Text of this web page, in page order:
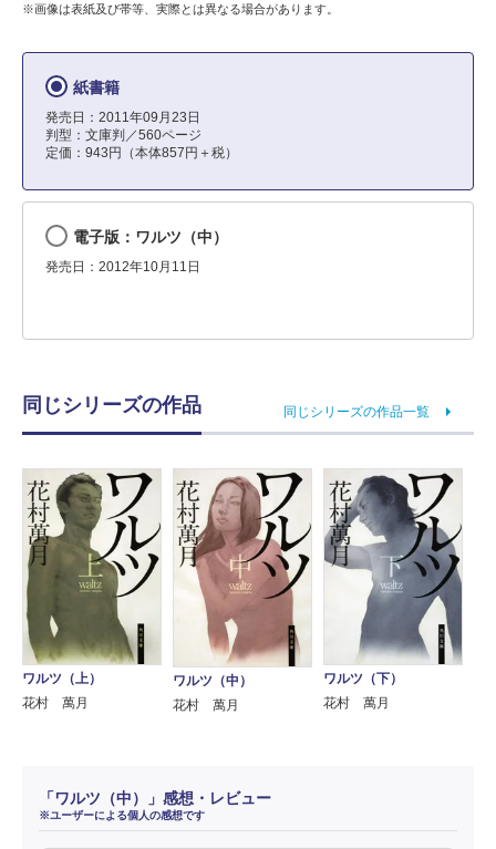
※画像は表紙及び帯等、実際とは異なる場合があります。
紙書籍
発売日：2011年09月23日
判型：文庫判／560ページ
定価：943円（本体857円＋税）
電子版：ワルツ（中）
発売日：2012年10月11日
同じシリーズの作品 同じシリーズの作品一覧
ワルツ（上）
花村 萬月
ワルツ（中）
花村 萬月
ワルツ（下）
花村 萬月
「ワルツ（中）」感想・レビュー
※ユーザーによる個人の感想です